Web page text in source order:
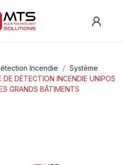
Incendie
Système
DE DÉTECTION INCENDIE UNIPOS
GRANDS BÂTIMENTS